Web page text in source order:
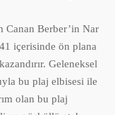
Canan Berber’in Nar
içerisinde ön plana
Geleneksel
bu plaj elbisesi ile
olan bu plaj